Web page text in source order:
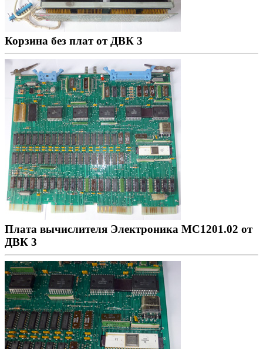
Корзина без плат от ДВК 3
Плата вычислителя Электроника МС1201.02 от
ДВК 3